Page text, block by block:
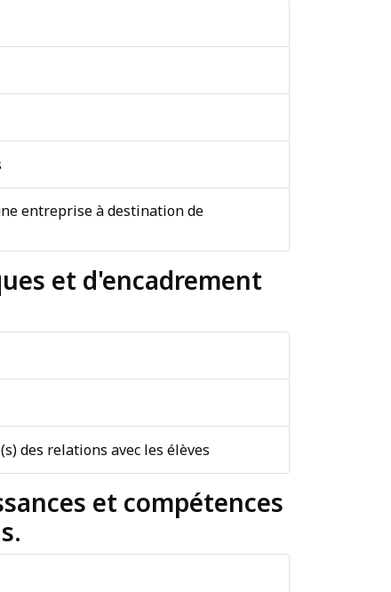
entreprise à destination de
et d'encadrement
des relations avec les élèves
et compétences